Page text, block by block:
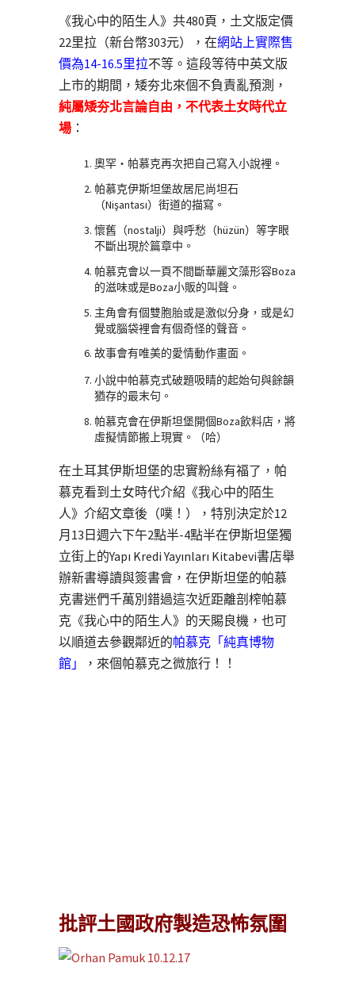
《我心中的陌生人》共480頁，土文版定價
22里拉（新台幣303元），在網站上實際售
價為14-16.5里拉不等。這段等待中英文版
上市的期間，矮夯北來個不負責亂預測，
純屬矮夯北言論自由，不代表土女時代立
場 ：
奧罕‧帕慕克再次把自己寫入小說裡。
帕慕克伊斯坦堡故居尼尚坦石
（Nişantası）街道的描寫。
懷舊（nostalji）與呼愁（hüzün）等字眼
不斷出現於篇章中。
帕慕克會以一頁不間斷華麗文藻形容Boza
的滋味或是Boza小販的叫聲。
主角會有個雙胞胎或是激似分身，或是幻
覺或腦袋裡會有個奇怪的聲音。
故事會有唯美的愛情動作畫面。
小說中帕慕克式破題吸睛的起始句與餘韻
猶存的最末句。
帕慕克會在伊斯坦堡開個Boza飲料店，將
虛擬情節搬上現實。（哈）
在土耳其伊斯坦堡的忠實粉絲有福了，帕
慕克看到土女時代介紹《我心中的陌生
人》介紹文章後（噗！），特別決定於12
月13日週六下午2點半-4點半在伊斯坦堡獨
立街上的Yapı Kredi Yayınları Kitabevi書店舉
辦新書導讀與簽書會，在伊斯坦堡的帕慕
克書迷們千萬別錯過這次近距離剖榨帕慕
克《我心中的陌生人》的天賜良機，也可
以順道去參觀鄰近的帕慕克「純真博物
館」
，來個帕慕克之微旅行！！
批評土國政府製造恐怖氛圍